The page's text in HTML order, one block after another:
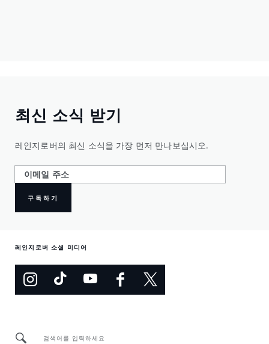
최신 소식 받기
레인지로버의 최신 소식을 가장 먼저 만나보십시오.
구독하기
레인지로버 소셜 미디어
검색어를 입력하세요